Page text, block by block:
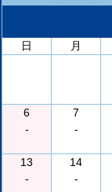
日
月
6
-
7
-
13
-
14
-